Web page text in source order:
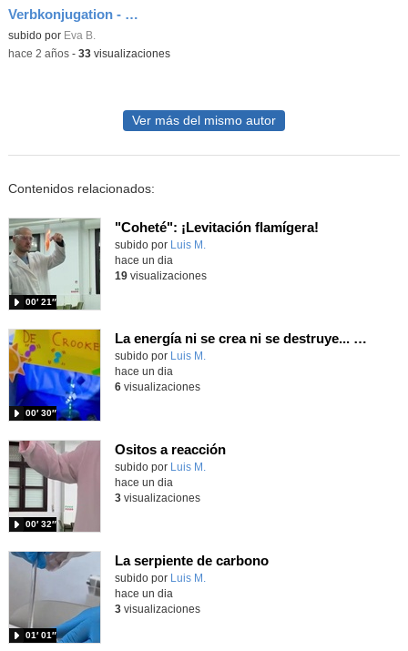
Verbkonjugation - Vokalwechsel
Contenido educativo.
subido por Eva B.
-hace 2 años- 33visualizaciones
Ver más del mismo autor
Contenidos relacionados:
"Coheté": ¡Levitación flamígera!
Contenido educativo.
subido por Luis M.
00′ 21″
hace un dia
19visualizaciones
La energía ni se crea ni se destruye... ¡se experimenta! El Tierno en la Feria Madrid es Ciencia 2026
Contenido educativo.
subido por Luis M.
00′ 30″
hace un dia
6visualizaciones
Ositos a reacción
Contenido educativo.
subido por Luis M.
00′ 32″
hace un dia
3visualizaciones
La serpiente de carbono
Contenido educativo.
subido por Luis M.
01′ 01″
hace un dia
3visualizaciones